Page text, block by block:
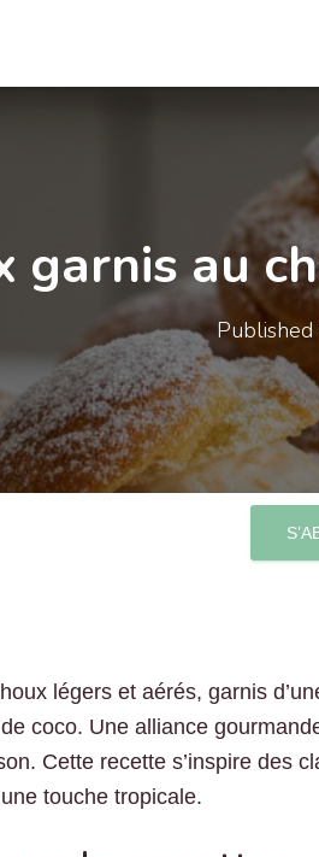
garnis au
légers et aérés, garnis
coco. Une alliance
Cette recette s’inspire des
touche tropicale.